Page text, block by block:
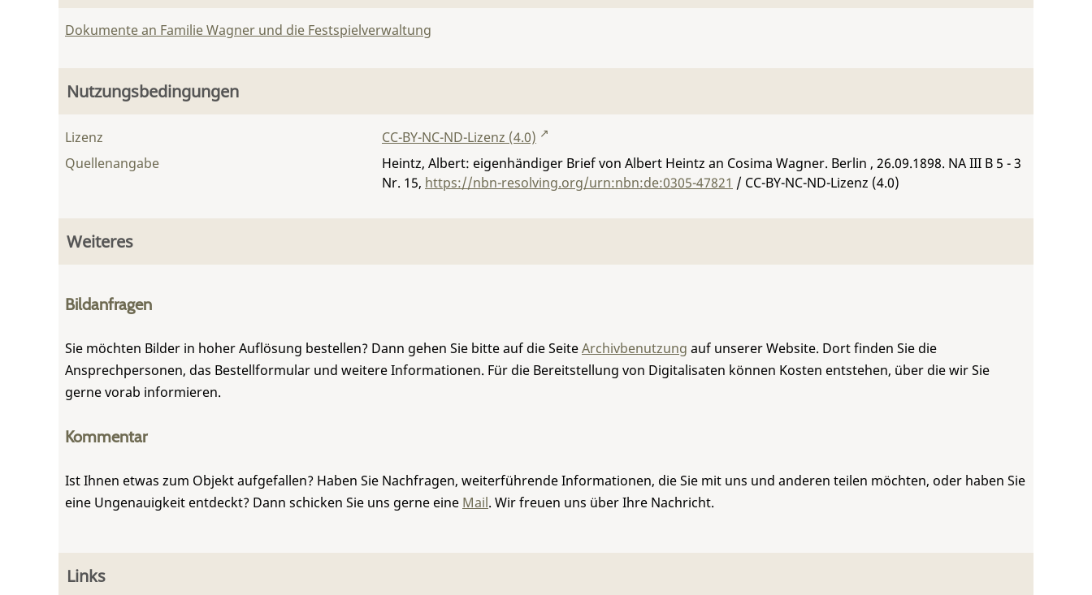
Dokumente an Familie Wagner und die Festspielverwaltung
Nutzungsbedingungen
Lizenz
CC-BY-NC-ND-Lizenz (4.0)
Quellenangabe
Heintz, Albert: eigenhändiger Brief von Albert Heintz an Cosima Wagner. Berlin , 26.09.1898. NA III B 5 - 3
Nr. 15, https://nbn-resolving.org/urn:nbn:de:0305-47821 / CC-BY-NC-ND-Lizenz (4.0)
Weiteres
Bildanfragen
Sie möchten Bilder in hoher Auflösung bestellen? Dann gehen Sie bitte auf die SeiteArchivbenutzung auf unserer Website. Dort finden Sie die
Ansprechpersonen, das Bestellformular und weitere Informationen. Für die Bereitstellung von Digitalisaten können Kosten entstehen, über die wir Sie
gerne vorab informieren.
Kommentar
Ist Ihnen etwas zum Objekt aufgefallen? Haben Sie Nachfragen, weiterführende Informationen, die Sie mit uns und anderen teilen möchten, oder haben Sie
eine Ungenauigkeit entdeckt? Dann schicken Sie uns gerne eine Mail. Wir freuen uns über Ihre Nachricht.
Links